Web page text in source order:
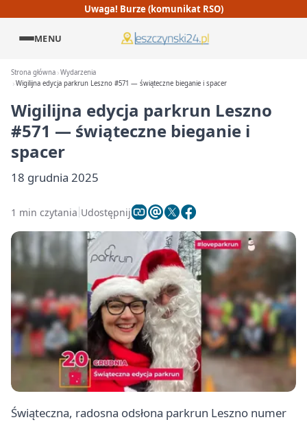
Uwaga! Burze (komunikat RSO)
MENU
Strona główna Wydarzenia
Wigilijna edycja parkrun Leszno #571 — świąteczne bieganie i spacer
Wigilijna edycja parkrun Leszno
#571 — świąteczne bieganie i
spacer
18 grudnia 2025
1 min czytania Udostępnij
Świąteczna, radosna odsłona parkrun Leszno numer